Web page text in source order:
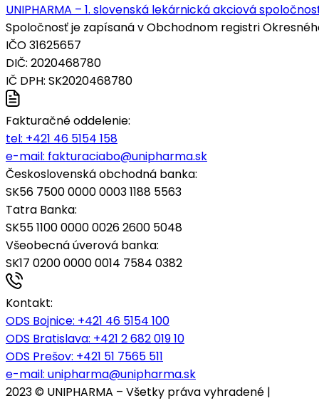
UNIPHARMA – 1. slovenská lekárnická akciová
Spoločnosť je zapísaná v Obchodnom registri
IČO 31625657
DIČ: 2020468780
IČ DPH: SK2020468780
Fakturačné oddelenie:
tel: +421 46 5154 158
e-mail: fakturaciabo@unipharma.sk
Československá obchodná banka:
SK56 7500 0000 0003 1188 5563
Tatra Banka:
SK55 1100 0000 0026 2600 5048
Všeobecná úverová banka:
SK17 0200 0000 0014 7584 0382
Kontakt:
ODS Bojnice: +421 46 5154 100
ODS Bratislava: +421 2 682 019 10
ODS Prešov: +421 51 7565 511
e-mail: unipharma@unipharma.sk
2023 © UNIPHARMA – Všetky práva vyhradené |